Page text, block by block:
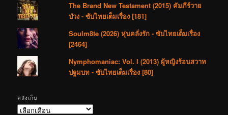
The Brand New Testament (2015) คัมภีร์วาย
ป่วง - ซับไทยเต็มเรื่อง [181]
Soulm8te (2026) หุ่นคลั่งรัก - ซับไทยเต็มเรื่อง
[2464]
Nymphomaniac: Vol. I (2013) ผู้หญิงร้อนสวาท
ปฐมบท - ซับไทยเต็มเรื่อง [80]
คลังเก็บ
คลัง